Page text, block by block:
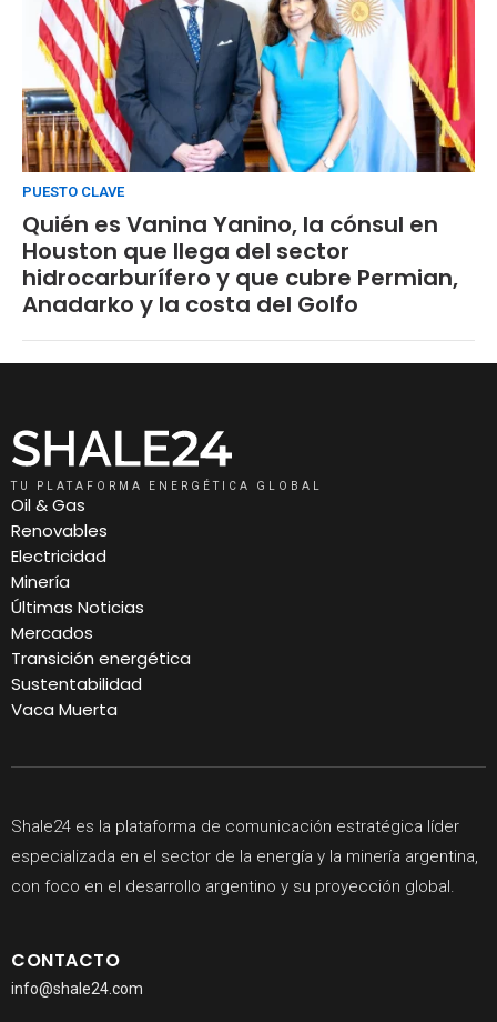
PUESTO CLAVE
Quién es Vanina Yanino, la cónsul en
Houston que llega del sector
hidrocarburífero y que cubre Permian,
Anadarko y la costa del Golfo
TU PLATAFORMA ENERGÉTICA GLOBAL
Oil & Gas
Renovables
Electricidad
Minería
Últimas Noticias
Mercados
Transición energética
Sustentabilidad
Vaca Muerta
Shale24 es la plataforma de comunicación estratégica líder
especializada en el sector de la energía y la minería argentina,
con foco en el desarrollo argentino y su proyección global.
CONTACTO
info@shale24.com